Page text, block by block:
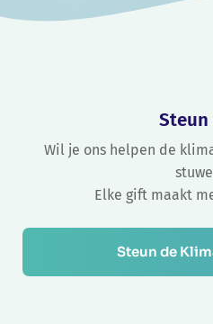
Steun
Wil je ons helpen de
Elke gift maakt
Steun de